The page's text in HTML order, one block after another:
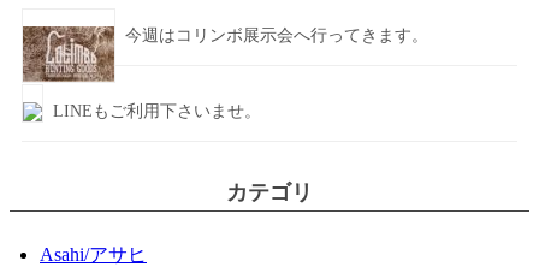
今週はコリンボ展示会へ行ってきます。
LINEもご利用下さいませ。
カテゴリ
Asahi/アサヒ